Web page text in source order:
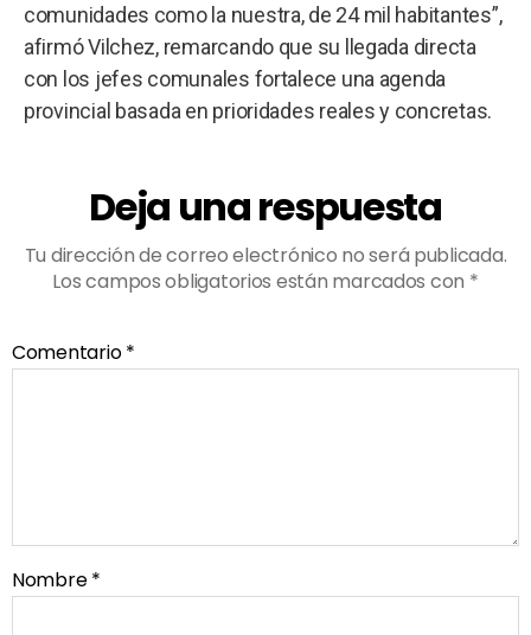
comunidades como la nuestra, de 24 mil habitantes”,
afirmó Vilchez, remarcando que su llegada directa
con los jefes comunales fortalece una agenda
provincial basada en prioridades reales y concretas.
Deja una respuesta
Tu dirección de correo electrónico no será publicada.
Los campos obligatorios están marcados con *
Comentario*
Nombre*